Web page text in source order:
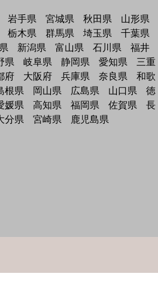
岩手県 宮城県 秋田県
山形県
栃木県 群馬県 埼玉県
千葉県
新潟県 富山県 石川県
福井
県 岐阜県 静岡県 愛知県
三重
府 大阪府 兵庫県 奈良県
和歌
根県 岡山県 広島県 山口県
徳
媛県 高知県 福岡県 佐賀県
長
分県 宮崎県
鹿児島県